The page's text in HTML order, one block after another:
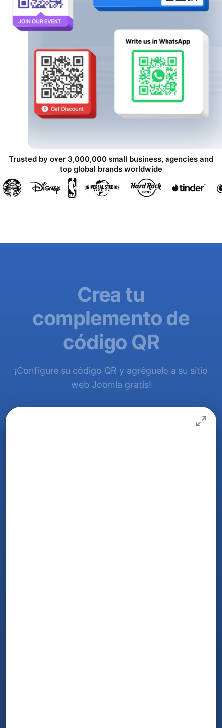
Trusted by over 3,000,000 small business, agencies and
top global brands worldwide
Crea tu
complemento de
código QR
¡Configure su código QR y agréguelo a su sitio
web Joomla gratis!